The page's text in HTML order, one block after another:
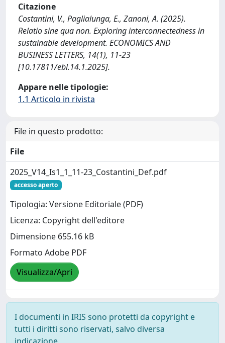
Citazione
Costantini, V., Paglialunga, E., Zanoni, A. (2025).
Relatio sine qua non. Exploring interconnectedness in
sustainable development. ECONOMICS AND
BUSINESS LETTERS, 14(1), 11-23
[10.17811/ebl.14.1.2025].
Appare nelle tipologie:
1.1 Articolo in rivista
File in questo prodotto:
File
2025_V14_Is1_1_11-23_Costantini_Def.pdf
accesso aperto
Tipologia: Versione Editoriale (PDF)
Licenza: Copyright dell'editore
Dimensione 655.16 kB
Formato Adobe PDF
Visualizza/Apri
I documenti in IRIS sono protetti da copyright e
tutti i diritti sono riservati, salvo diversa